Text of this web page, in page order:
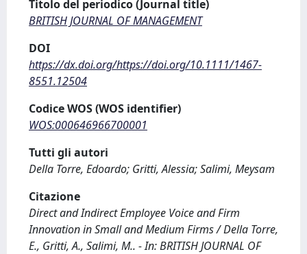
Titolo del periodico (Journal title)
BRITISH JOURNAL OF MANAGEMENT
DOI
https://dx.doi.org/https://doi.org/10.1111/1467-
8551.12504
Codice WOS (WOS identifier)
WOS:000646966700001
Tutti gli autori
Della Torre, Edoardo; Gritti, Alessia; Salimi, Meysam
Citazione
Direct and Indirect Employee Voice and Firm
Innovation in Small and Medium Firms / Della Torre,
E., Gritti, A., Salimi, M.. - In: BRITISH JOURNAL OF